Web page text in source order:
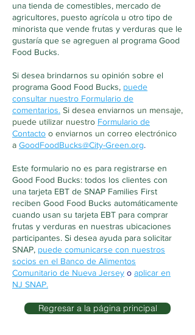
una tienda de comestibles, mercado de
agricultores, puesto agrícola u otro tipo de
minorista que vende frutas y verduras que le
gustaría que se agreguen al programa Good
Food Bucks.
Si desea brindarnos su opinión sobre el
programa Good Food Bucks, puede
consultar nuestro Formulario de
comentarios. Si desea enviarnos un mensaje,
puede utilizar nuestro Formulario de
Contacto o enviarnos un correo electrónico
a GoodFoodBucks@City-Green.org.
Este formulario no es para registrarse en
Good Food Bucks: todos los clientes con
una tarjeta EBT de SNAP Families First
reciben Good Food Bucks automáticamente
cuando usan su tarjeta EBT para comprar
frutas y verduras en nuestras ubicaciones
participantes. Si desea ayuda para solicitar
SNAP, puede comunicarse con nuestros
socios en el Banco de Alimentos
Comunitario de Nueva Jersey o aplicar en
NJ SNAP.
Regresar a la página principal